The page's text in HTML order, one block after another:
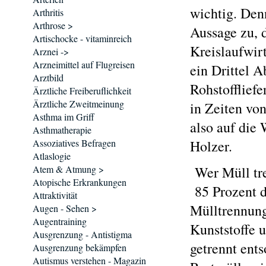
wichtig.
Aussage
ein Drittel
in Zeiten
also auf die
Holzer.
Wer Müll
85 Prozent
Kunststoffe
getrennt
Arthritis
Arthrose >
Artischocke - vitaminreich
Arznei ->
Arzneimittel auf Flugreisen
Arztbild
Ärztliche Freiberuflichkeit
Ärztliche Zweitmeinung
Asthma im Griff
Asthmatherapie
Assoziatives Befragen
Atlaslogie
Atem & Atmung >
Atopische Erkrankungen
Attraktivität
Augen - Sehen >
Augentraining
Ausgrenzung - Antistigma
Ausgrenzung bekämpfen
Autismus verstehen - Magazin